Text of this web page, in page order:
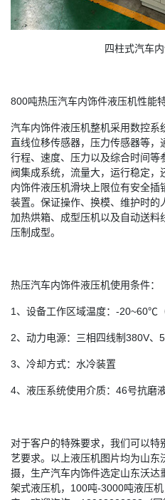
四柱式汽车
800吨热压汽车内饰件液压机性能特
汽车内饰件液压机整机采用数控系
直线位移传感器，压力传感器等
行程、速度、压力以及综合时间
阀集成系统，流量大，运行稳定
内饰件液压机滑块上限位有安全
装置。保证操作、换模、维护时的
加热烘箱、成型压机以及自动送
压制成型。
热压汽车内饰件液压机使用条件：
1、设备工作区域温度：-20~60℃（
2、动力电源：三相四线制380V、
3、冷却方式：水冷装置
4、液压系统使用介质：46号抗磨
对于客户的特殊要求，我们可以
艺要求。以上液压机图片均为山东
摄，生产汽车内饰件选定山东沃达
架式液压机，100吨-3000吨液压